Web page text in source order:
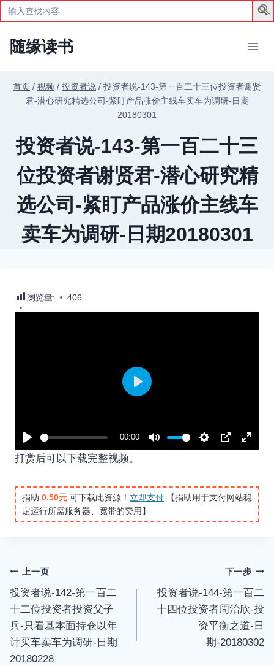
Search
for:
随缘读书
首页 / 视频 / 投资者说 / 投资者说-143-第一百二十三位投资者谢贤
君-潜心研究精选公司-紧盯产品涨价主线车卖车为调研-日期
20180301
投资者说-143-第一百二十三
位投资者谢贤君-潜心研究精
选公司-紧盯产品涨价主线车
卖车为调研-日期20180301
浏览量: 406
P
a
y
00:00
M
t
e
S
t
t
i
P
P
E
t
e
r
l
l
s
c
r
P
打赏后可以下载完整视频。
捐助 0.50元 可下载此资源！ 立即支付 【捐助用于支付网站稳
定运行所需服务器、宽带的费用】
文
章
导
航
上一页
投资者说-142-第一百二
十二位投资者投资父子
兵-只看基本面持仓以年
计买车卖车为调研-日期
20180228
下一步
投资者说-144-第一百二
十四位投资者周治欣-投
资平衡之道-日
期-20180302